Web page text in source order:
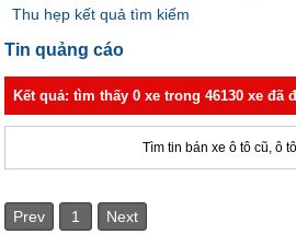
Thu hẹp kết quả tìm kiếm
Tin quảng cáo
Kết quả: tìm thấy 0 xe trong 46130 xe đã
Tìm tin bán xe ô tô cũ, ô
Prev 1 Next